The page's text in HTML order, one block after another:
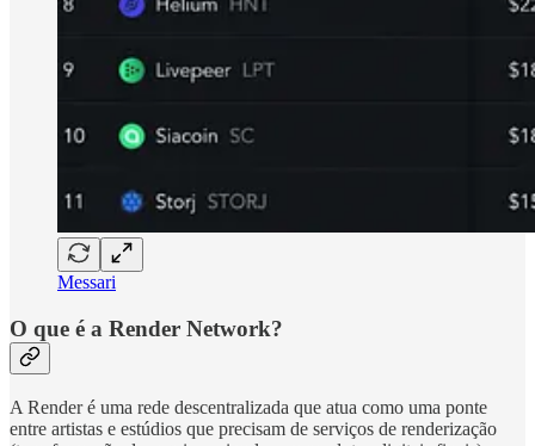
Messari
O que é a Render Network?
A Render é uma rede descentralizada que atua como uma ponte
entre artistas e estúdios que precisam de serviços de renderização